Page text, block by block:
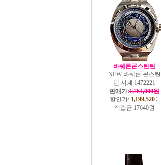
바쉐론콘스탄틴
NEW 바쉐론 콘스탄
틴 시계 1472221
판매가:1,764,000원
할인가: 1,199,520
적립금:17640원